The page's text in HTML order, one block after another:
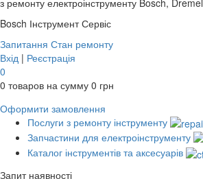
Bosch Інструмент Сервіс
Запитання Стан ремонту
Вхід | Реєстрація
0
0 товаров на сумму 0 грн
Оформити замовлення
Послуги з ремонту інструменту
Запчастини для електроінструменту
Каталог інструментів та аксесуарів
Запит наявності